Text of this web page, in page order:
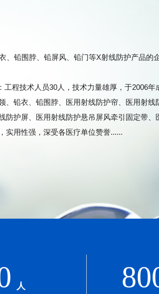
铅围脖、铅屏风、铅门等X射线防护产品的
程技术人员30人，技术力量雄厚，于2006年
、铅衣、铅围脖、医用射线防护帘、医用射线
防护屏、医用射线防护悬吊屏风牵引固定带、
实用性强，深受各医疗单位赞誉......
人